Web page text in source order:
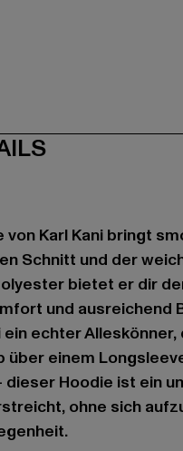
von Karl Kani bringt
Schnitt und der
bietet er dir
und ausreichend
echter
über einem
dieser Hoodie ist ein
ohne sich